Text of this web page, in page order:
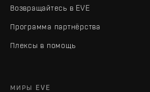
Возвращайтесь в EVE
Программа партнёрства
Плексы в помощь
МИРЫ EVE